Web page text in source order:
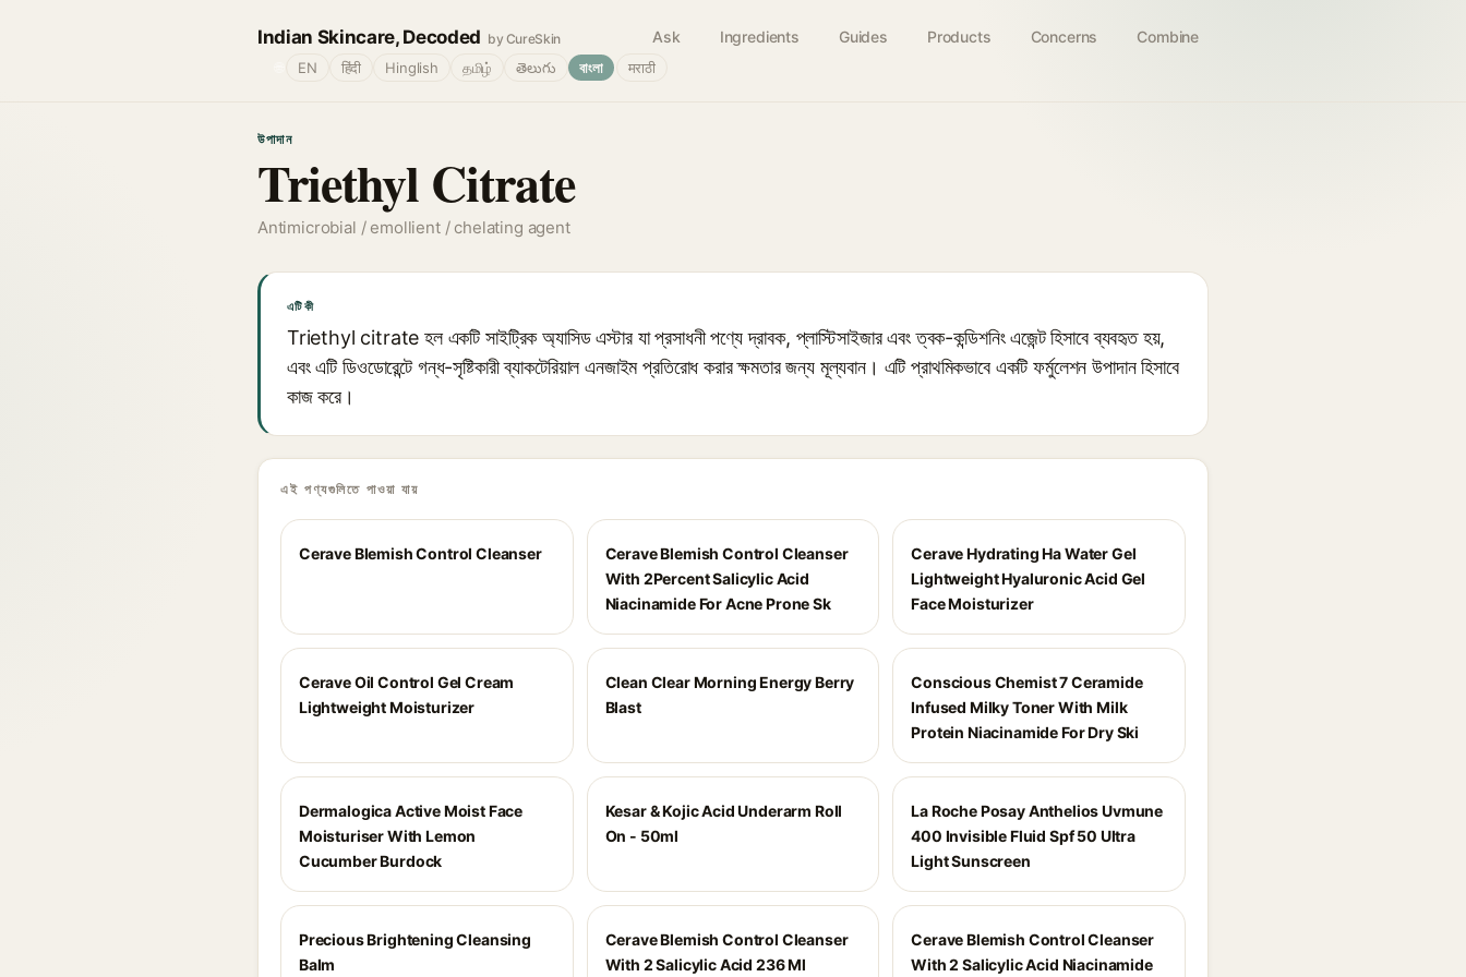
Indian Skincare, Decoded by CureSkin Ask Ingredients Guides Products Concerns Combine
EN हिंदी Hinglish தமிழ் తెలుగు বাংলা मराठी
উপাদান
Triethyl Citrate
Antimicrobial / emollient / chelating agent
এটি কী
Triethyl citrate হল একটি সাইট্রিক অ্যাসিড এস্টার যা প্রসাধনী পণ্যে দ্রাবক, প্লাস্টিসাইজার এবং ত্বক-কন্ডিশনিং এজেন্ট হিসাবে ব্যবহৃত হয়,
এবং এটি ডিওডোরেন্টে গন্ধ-সৃষ্টিকারী ব্যাকটেরিয়াল এনজাইম প্রতিরোধ করার ক্ষমতার জন্য মূল্যবান। এটি প্রাথমিকভাবে একটি ফর্মুলেশন উপাদান হিসাবে
কাজ করে।
এই পণ্যগুলিতে পাওয়া যায়
Cerave Blemish Control Cleanser
Cerave Blemish Control Cleanser
With 2Percent Salicylic Acid
Niacinamide For Acne Prone Sk
Cerave Hydrating Ha Water Gel
Lightweight Hyaluronic Acid Gel
Face Moisturizer
Cerave Oil Control Gel Cream
Lightweight Moisturizer
Clean Clear Morning Energy Berry
Blast
Conscious Chemist 7 Ceramide
Infused Milky Toner With Milk
Protein Niacinamide For Dry Ski
Dermalogica Active Moist Face
Moisturiser With Lemon
Cucumber Burdock
Kesar & Kojic Acid Underarm Roll
On - 50ml
La Roche Posay Anthelios Uvmune
400 Invisible Fluid Spf 50 Ultra
Light Sunscreen
Precious Brightening Cleansing
Balm
Cerave Blemish Control Cleanser
With 2 Salicylic Acid 236 Ml
Cerave Blemish Control Cleanser
With 2 Salicylic Acid Niacinamide